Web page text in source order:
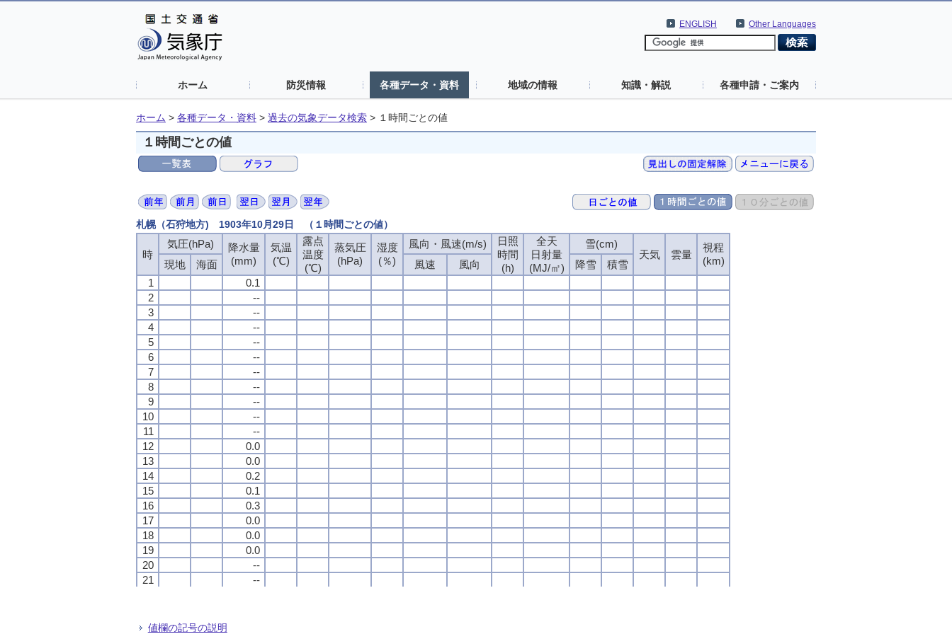
Other Languages
ENGLISH
ホーム 防災情報 各種データ・資料 地域の情報 知識・解説 各種申請・ご案内
ホーム > 各種データ・資料 > 過去の気象データ検索 > １時間ごとの値
１時間ごとの値
札幌（石狩地方) 1903年10月29日 （１時間ごとの値）
時
気圧(hPa)
降水量
(mm)
気温
(℃)
露点
温度
(℃)
蒸気圧
(hPa)
湿度
(％)
風向・風速(m/s)
日照
時間
(h)
全天
日射量
(MJ/㎡)
雪(cm)
天気
雲量
視程
(km)
現地 海面 風速 風向 降雪
積雪
1
0.1
2
--
3
--
4
--
5
--
6
--
7
--
8
--
9
--
10
--
11
--
12
0.0
13
0.0
14
0.2
15
0.1
16
0.3
17
0.0
18
0.0
19
0.0
20
--
21
--
24
時
気圧(hPa)
降水量
(mm)
気温
(℃)
露点
温度
(℃)
蒸気圧
(hPa)
湿度
(％)
風向・風速(m/s)
日照
時間
(h)
全天
日射量
(MJ/㎡)
雪(cm)
天気
雲量
視程
(km)
現地 海面 風速 風向 降雪
積雪
1
0.1
2
--
3
--
4
--
5
--
6
--
7
--
8
--
9
--
10
--
11
--
12
0.0
13
0.0
14
0.2
15
0.1
16
0.3
17
0.0
18
0.0
19
0.0
20
--
21
--
24
時
気圧(hPa)
降水量
(mm)
気温
(℃)
露点
温度
(℃)
蒸気圧
(hPa)
湿度
(％)
風向・風速(m/s)
日照
時間
(h)
全天
日射量
(MJ/㎡)
雪(cm)
天気
雲量
視程
(km)
現地 海面 風速 風向 降雪
積雪
1
0.1
2
--
3
--
4
--
5
--
6
--
7
--
8
--
9
--
10
--
11
--
12
0.0
13
0.0
14
0.2
15
0.1
16
0.3
17
0.0
18
0.0
19
0.0
20
--
21
--
24
時
気圧(hPa)
降水量
(mm)
気温
(℃)
露点
温度
(℃)
蒸気圧
(hPa)
湿度
(％)
風向・風速(m/s)
日照
時間
(h)
全天
日射量
(MJ/㎡)
雪(cm)
天気
雲量
視程
(km)
現地 海面 風速 風向 降雪
積雪
1
0.1
2
--
3
--
4
--
5
--
6
--
7
--
8
--
9
--
10
--
11
--
12
0.0
13
0.0
14
0.2
15
0.1
16
0.3
17
0.0
18
0.0
19
0.0
20
--
21
--
24
値欄の記号の説明